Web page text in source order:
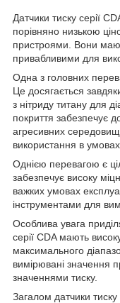
Датчики тиску серії
порівняно низькою
пристроями. Вони
привабливими для
Одна з головних
Це досягається
з нітриду титану для
покриття забезпечує
агресивних
використання в
Однією перевагою є
забезпечує високу
важких умовах
інструментами для
Особлива увага
серії CDA мають
максимального
вимірювані значення
значеннями тиску.
Загалом датчики тиску